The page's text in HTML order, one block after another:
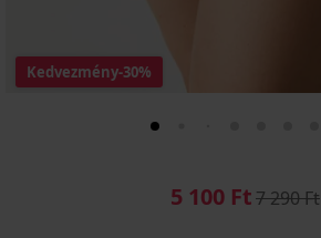
Kedvezmény-30%
5 100 Ft7 290 Ft